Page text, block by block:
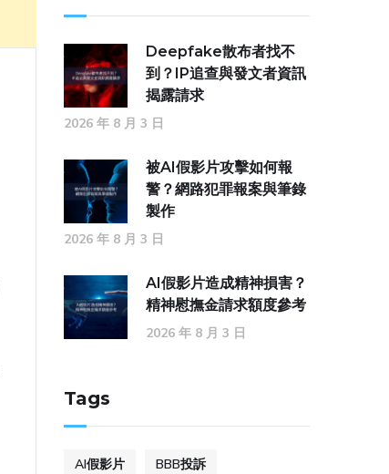
Deepfake散布者找不
到？IP追查與發文者資訊
揭露請求
2026 年 8 月 3 日
被AI假影片攻擊如何報
警？網路犯罪報案與筆錄
製作
2026 年 8 月 3 日
AI假影片造成精神損害？
精神慰撫金請求額度參考
2026 年 8 月 3 日
Tags
AI假影片 BBB投訴